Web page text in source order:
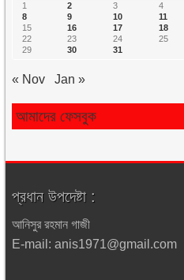
1
2 3 4
8
9 10 11
15
16 17 18
22
23 24 25
29
30 31
« Nov Jan »
আমাদের ফেসবুক
প্রধান উপদেষ্টা :
আনিসুর রহমান গাজী
E-mail: anis1971@gmail.com